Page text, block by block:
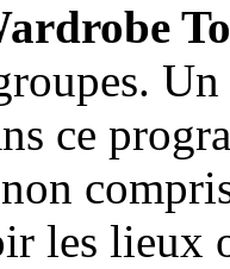
ce
les lieux